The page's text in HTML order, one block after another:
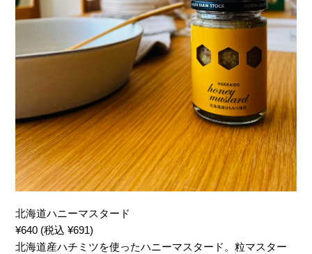
北海道ハニーマスタード
¥640 (税込 ¥691)
北海道産ハチミツを使ったハニーマスタード。粒マスター